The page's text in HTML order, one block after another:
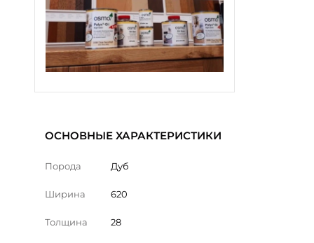
ОСНОВНЫЕ ХАРАКТЕРИСТИКИ
Порода Дуб
Ширина 620
Толщина 28